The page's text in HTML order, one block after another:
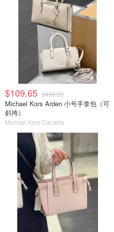
$109.65 $498.00
Michael Kors Arden 小号手拿包（可
斜挎）
Michael Kors Canada